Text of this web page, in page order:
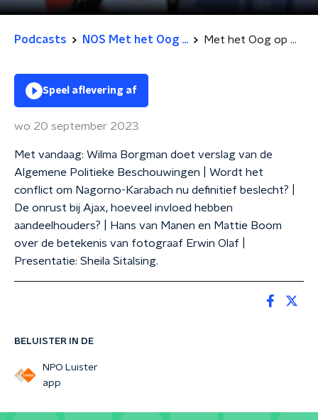
Podcasts NOS Met het Oog ... Met het Oog op Morgen 20-9-2023
BELUISTER IN DE
NPO Luister
app
Speel aflevering af
wo 20 september 2023
Met vandaag: Wilma Borgman doet verslag van de
Algemene Politieke Beschouwingen | Wordt het
conflict om Nagorno-Karabach nu definitief beslecht? |
De onrust bij Ajax, hoeveel invloed hebben
aandeelhouders? | Hans van Manen en Mattie Boom
over de betekenis van fotograaf Erwin Olaf |
Presentatie: Sheila Sitalsing.